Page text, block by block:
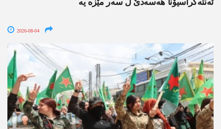
ئەنتەگراسیۆنا ھەسەدێ ل سەر مێزە یە
2026-08-04